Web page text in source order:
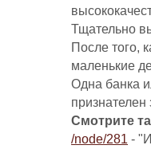
Тщательно
После того,
маленькие
Одна банка
Смотрите
/node/281 -